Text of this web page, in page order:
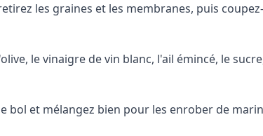
les graines et les membranes, puis
le vinaigre de vin blanc, l'ail émincé, le
bol et mélangez bien pour les enrober de